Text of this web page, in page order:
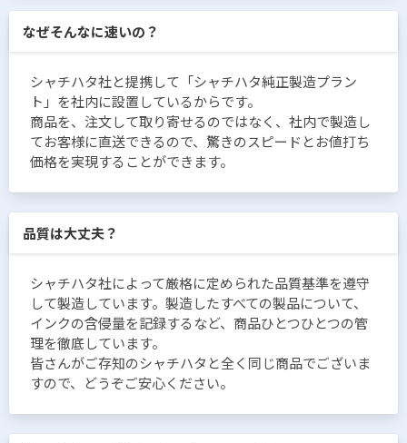
なぜそんなに速いの？
シャチハタ社と提携して「シャチハタ純正製造プラン
ト」を社内に設置しているからです。
商品を、注文して取り寄せるのではなく、社内で製造し
てお客様に直送できるので、驚きのスピードとお値打ち
価格を実現することができます。
品質は大丈夫？
シャチハタ社によって厳格に定められた品質基準を遵守
して製造しています。製造したすべての製品について、
インクの含侵量を記録するなど、商品ひとつひとつの管
理を徹底しています。
皆さんがご存知のシャチハタと全く同じ商品でございま
すので、どうぞご安心ください。